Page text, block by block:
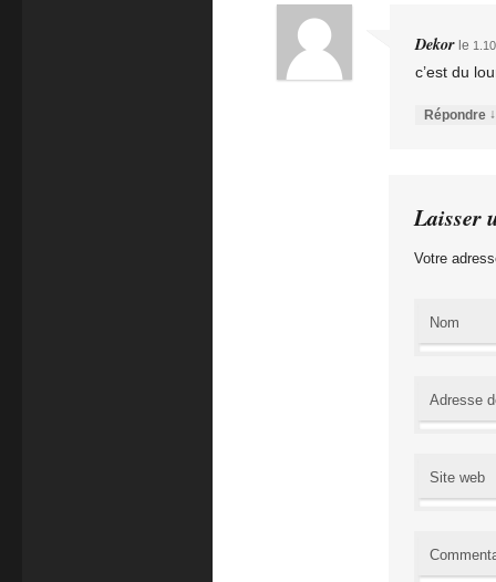
Dekorle
c’est du
Répondre ↓
Laisser
Votre
Nom
Adresse
Site web